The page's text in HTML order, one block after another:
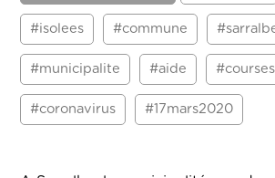
#isolees #commune
#municipalite #aide #courses
#coronavirus #17mars2020